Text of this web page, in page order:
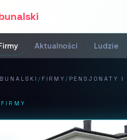
Aktualności Ludzie
/ FIRMY / PENSJONATY I